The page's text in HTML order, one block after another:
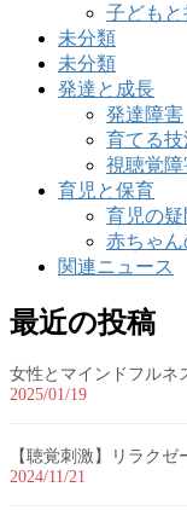
子ども
未分類
未分類
発達と成長
発達障害
育てる
視聴覚障
育児と保育
育児の疑
赤ちゃん
関連ニュース
最近の投稿
女性とマインドフルネ
2025/01/19
【聴覚刺激】リラク
2024/11/21